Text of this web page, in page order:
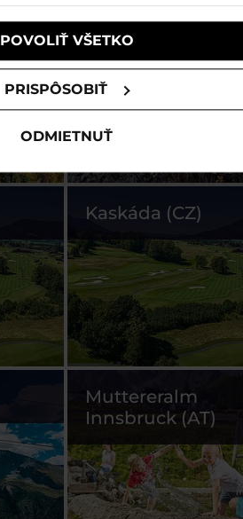
POVOLIŤ VŠETKO
PRISPÔSOBIŤ
ODMIETNUŤ
Ještěd (CZ)
Kaskáda (CZ)
Muttereralm
Innsbruck (AT)